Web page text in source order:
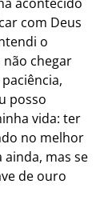
acontecido
com Deus
o
não chegar
posso
vida: ter
no melhor
mas se
de ouro